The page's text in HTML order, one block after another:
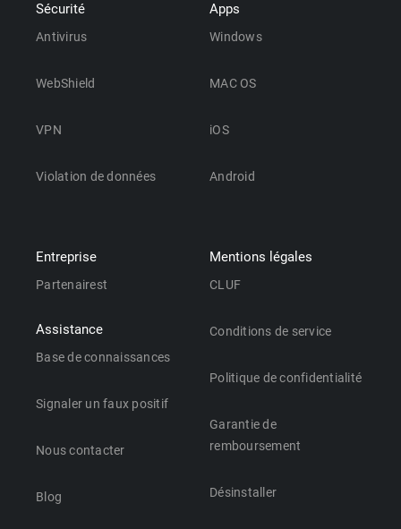
Sécurité
Antivirus
WebShield
VPN
Violation de données
Apps
Windows
MAC OS
iOS
Android
Entreprise
Partenairest
Assistance
Base de connaissances
Signaler un faux positif
Nous contacter
Blog
Mentions légales
CLUF
Conditions de service
Politique de confidentialité
Garantie de
remboursement
Désinstaller